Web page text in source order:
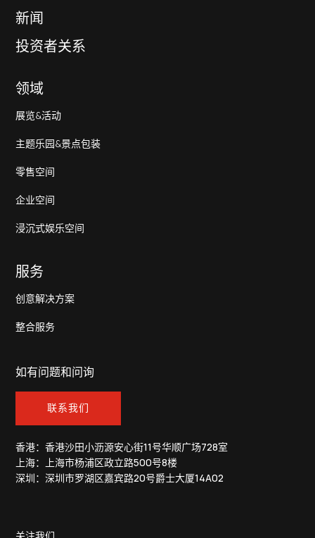
新闻
投资者关系
服务
创意解决方案
整合服务
领域
展览&活动
主题乐园&景点包装
零售空间
企业空间
浸沉式娱乐空间
如有问题和问询
联系我们
香港：香港沙田小沥源安心街11号华顺广场728室
上海：上海市杨浦区政立路500号8楼
深圳：深圳市罗湖区嘉宾路20号爵士大厦14A02
关注我们